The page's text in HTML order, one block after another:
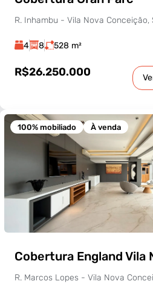
4 8 528 m²
R$26.250.000
100% mobiliado À venda
Cobertura England Vila